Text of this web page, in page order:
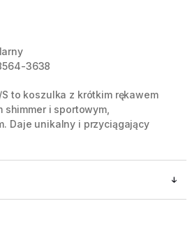
3638
S to koszulka z krótkim rękawem
i sportowym,
Daje unikalny i przyciągający